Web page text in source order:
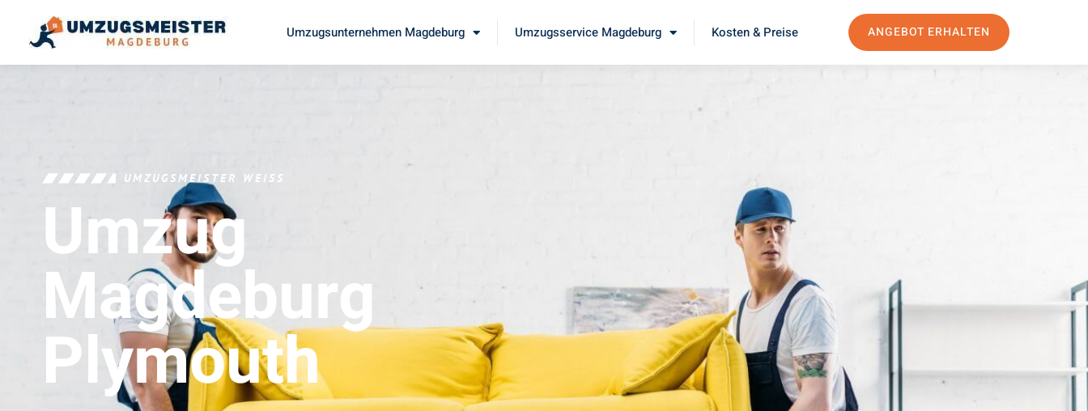
Umzugsunternehmen Magdeburg Umzugsservice Magdeburg Kosten & Preise ANGEBOT ERHALTEN
UMZUGSMEISTER WEISS
Umzug
Magdeburg
Plymouth